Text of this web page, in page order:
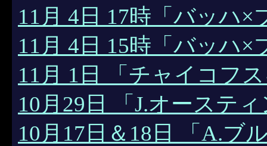
11月 4日 17時「バッハ×
11月 4日 15時「バッハ×
11月 1日 「チャイコフ
10月29日 「J.オーステ
10月17日＆18日 「A.ブ